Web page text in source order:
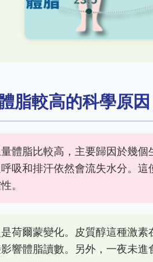
脂較高的科學原因
體脂比較高，主要歸因於幾
吸和排汗依然會流失水分。
。
荷爾蒙變化。皮質醇這種激
響體脂讀數。另外，一夜未